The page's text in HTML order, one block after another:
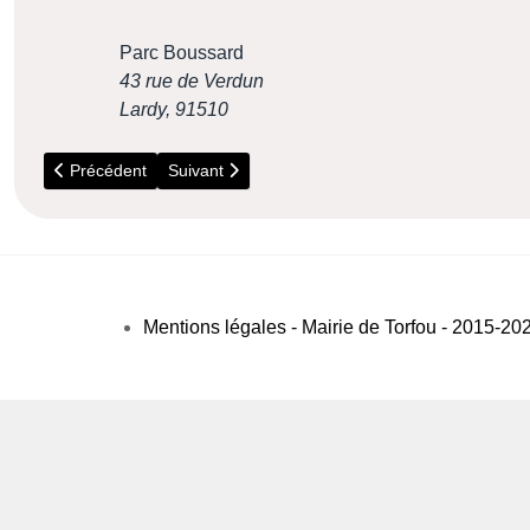
Parc Boussard
43 rue de Verdun
Lardy, 91510
Article précédent : 5 Juillet - Répare Café (Bouray)
Précédent Article suivant : 6 Janvier - Installation d'un
Suivant
Mentions légales - Mairie de Torfou - 2015-